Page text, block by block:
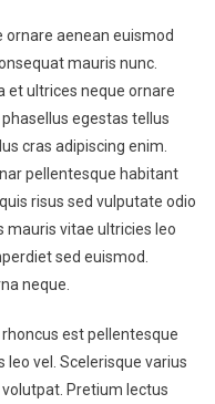
ornare aenean euismod
mauris nunc.
et ultrices neque ornare
egestas tellus
cras adipiscing enim.
pellentesque habitant
risus sed vulputate odio
mauris vitae ultricies leo
sed euismod.
neque.
est pellentesque
vel. Scelerisque varius
Pretium lectus